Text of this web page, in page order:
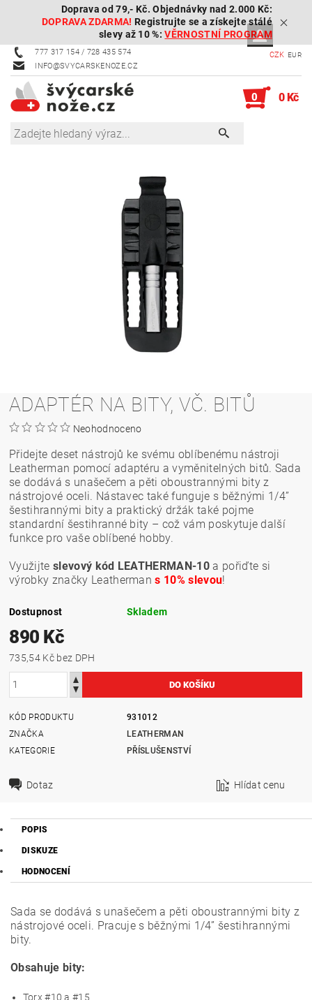
Doprava od 79,- Kč. Objednávky nad 2.000 Kč:
DOPRAVA ZDARMA! Registrujte se a získejte stálé
slevy až 10 %:VĚRNOSTNÍ PROGRAM
777 317 154 / 728 435 574
INFO@SVYCARSKENOZE.CZ
CZK EUR
0 0 Kč
ADAPTÉR NA BITY, VČ. BITŮ
Neohodnoceno
Přidejte deset nástrojů ke svému oblíbenému nástroji
Leatherman pomocí adaptéru a vyměnitelných bitů. Sada
se dodává s unašečem a pěti oboustrannými bity z
nástrojové oceli. Nástavec také funguje s běžnými 1/4”
šestihrannými bity a praktický držák také pojme
standardní šestihranné bity – což vám poskytuje další
funkce pro vaše oblíbené hobby.
Využijte slevový kód LEATHERMAN-10 a pořiďte si
výrobky značky Leathermans 10% slevou!
Dostupnost Skladem
890 Kč
735,54 Kč bez DPH
KÓD PRODUKTU
931012
ZNAČKA
LEATHERMAN
KATEGORIE
PŘÍSLUŠENSTVÍ
Dotaz Hlídat cenu
POPIS
DISKUZE
HODNOCENÍ
Sada se dodává s unašečem a pěti oboustrannými bity z
nástrojové oceli. Pracuje s běžnými 1/4” šestihrannými
bity.
Obsahuje bity:
Torx #10 a #15